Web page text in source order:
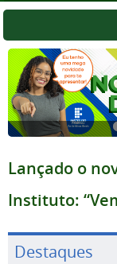
Lançado o
Instituto:
Destaques